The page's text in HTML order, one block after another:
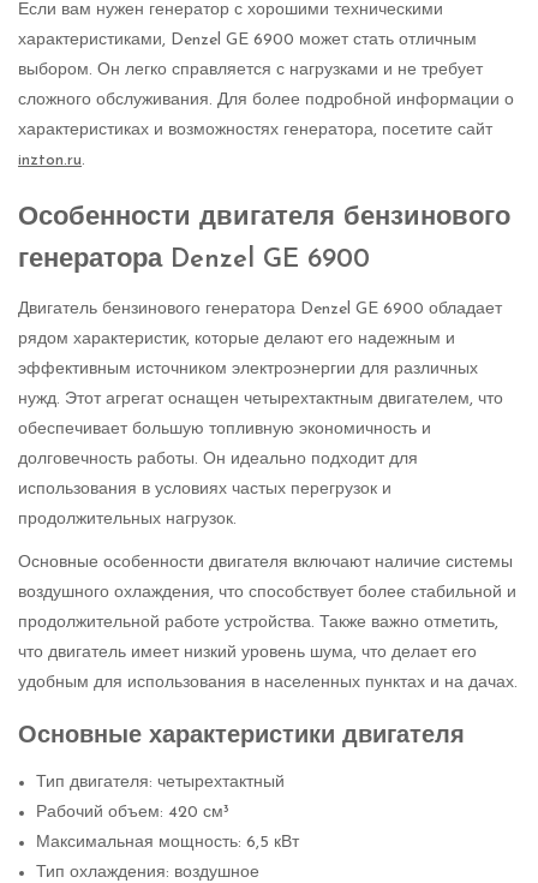
Если вам нужен генератор с хорошими техническими
характеристиками, Denzel GE 6900 может стать отличным
выбором. Он легко справляется с нагрузками и не требует
сложного обслуживания. Для более подробной информации о
характеристиках и возможностях генератора, посетите сайт
inzton.ru.
Особенности двигателя бензинового
генератора Denzel GE 6900
Двигатель бензинового генератора Denzel GE 6900 обладает
рядом характеристик, которые делают его надежным и
эффективным источником электроэнергии для различных
нужд. Этот агрегат оснащен четырехтактным двигателем, что
обеспечивает большую топливную экономичность и
долговечность работы. Он идеально подходит для
использования в условиях частых перегрузок и
продолжительных нагрузок.
Основные особенности двигателя включают наличие системы
воздушного охлаждения, что способствует более стабильной и
продолжительной работе устройства. Также важно отметить,
что двигатель имеет низкий уровень шума, что делает его
удобным для использования в населенных пунктах и на дачах.
Основные характеристики двигателя
Тип двигателя: четырехтактный
Рабочий объем: 420 см³
Максимальная мощность: 6,5 кВт
Тип охлаждения: воздушное